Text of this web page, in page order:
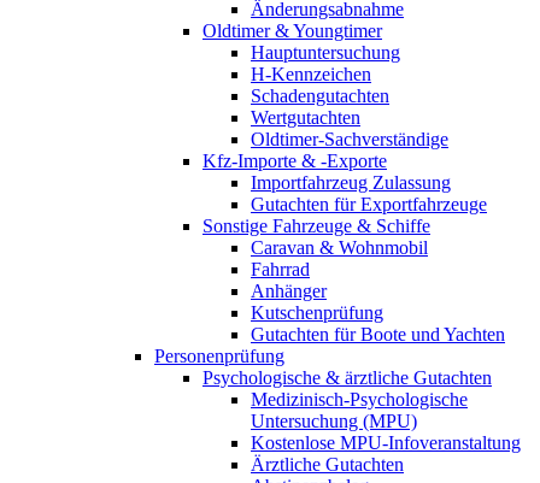
Änderungsabnahme
Oldtimer & Youngtimer
Hauptuntersuchung
H-Kennzeichen
Schadengutachten
Wertgutachten
Oldtimer-Sachverständige
Kfz-Importe & -Exporte
Importfahrzeug Zulassung
Gutachten für Exportfahrzeuge
Sonstige Fahrzeuge & Schiffe
Caravan & Wohnmobil
Fahrrad
Anhänger
Kutschenprüfung
Gutachten für Boote und Yachten
Personenprüfung
Psychologische & ärztliche Gutachten
Medizinisch-Psychologische
Untersuchung (MPU)
Kostenlose MPU-Infoveranstaltung
Ärztliche Gutachten